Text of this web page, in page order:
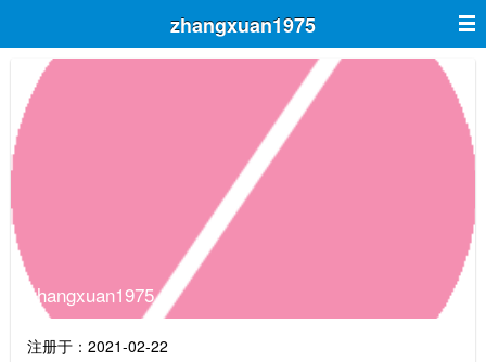
zhangxuan1975
zhangxuan1975
注册于：2021-02-22